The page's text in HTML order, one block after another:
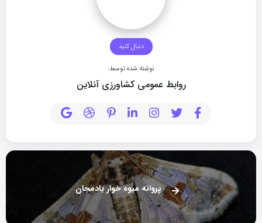
دنبال کنید
نوشته شده توسط:
روابط عمومی کشاورزی آنلاین
پروانه میوه خوار بادمجان